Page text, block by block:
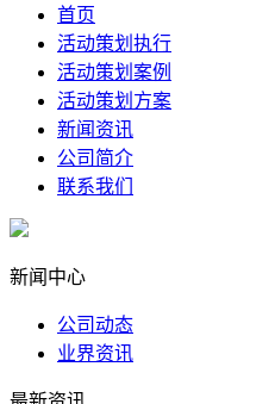
首页
活动策划执行
活动策划案例
活动策划方案
新闻资讯
公司简介
联系我们
新闻中心
公司动态
业界资讯